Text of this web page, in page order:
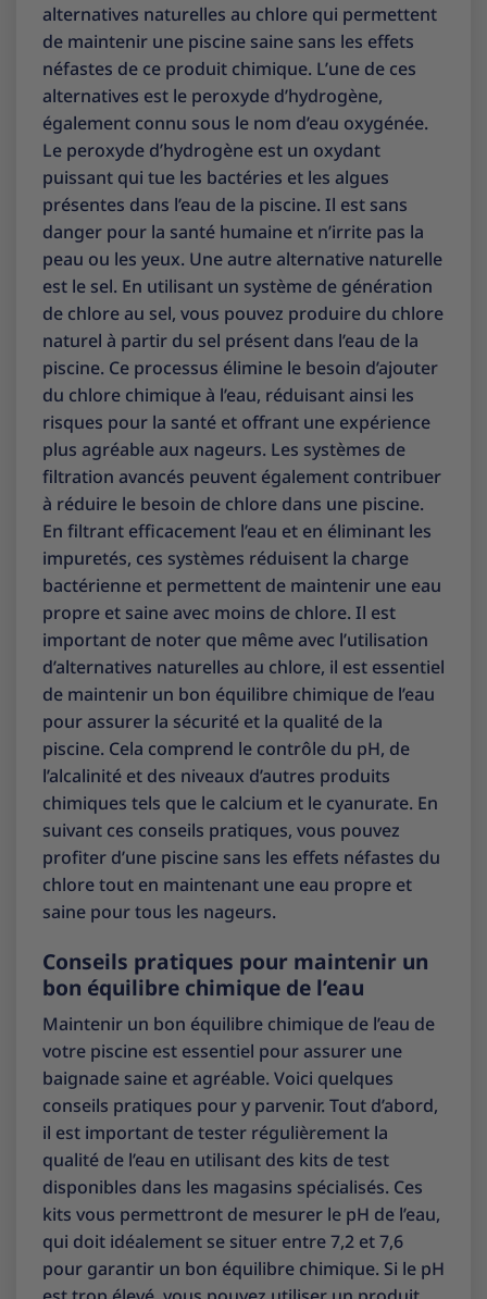
alternatives naturelles au chlore qui permettent
de maintenir une piscine saine sans les effets
néfastes de ce produit chimique. L’une de ces
alternatives est le peroxyde d’hydrogène,
également connu sous le nom d’eau oxygénée.
Le peroxyde d’hydrogène est un oxydant
puissant qui tue les bactéries et les algues
présentes dans l’eau de la piscine. Il est sans
danger pour la santé humaine et n’irrite pas la
peau ou les yeux. Une autre alternative naturelle
est le sel. En utilisant un système de génération
de chlore au sel, vous pouvez produire du chlore
naturel à partir du sel présent dans l’eau de la
piscine. Ce processus élimine le besoin d’ajouter
du chlore chimique à l’eau, réduisant ainsi les
risques pour la santé et offrant une expérience
plus agréable aux nageurs. Les systèmes de
filtration avancés peuvent également contribuer
à réduire le besoin de chlore dans une piscine.
En filtrant efficacement l’eau et en éliminant les
impuretés, ces systèmes réduisent la charge
bactérienne et permettent de maintenir une eau
propre et saine avec moins de chlore. Il est
important de noter que même avec l’utilisation
d’alternatives naturelles au chlore, il est essentiel
de maintenir un bon équilibre chimique de l’eau
pour assurer la sécurité et la qualité de la
piscine. Cela comprend le contrôle du pH, de
l’alcalinité et des niveaux d’autres produits
chimiques tels que le calcium et le cyanurate. En
suivant ces conseils pratiques, vous pouvez
profiter d’une piscine sans les effets néfastes du
chlore tout en maintenant une eau propre et
saine pour tous les nageurs.
Conseils pratiques pour maintenir un
bon équilibre chimique de l’eau
Maintenir un bon équilibre chimique de l’eau de
votre piscine est essentiel pour assurer une
baignade saine et agréable. Voici quelques
conseils pratiques pour y parvenir. Tout d’abord,
il est important de tester régulièrement la
qualité de l’eau en utilisant des kits de test
disponibles dans les magasins spécialisés. Ces
kits vous permettront de mesurer le pH de l’eau,
qui doit idéalement se situer entre 7,2 et 7,6
pour garantir un bon équilibre chimique. Si le pH